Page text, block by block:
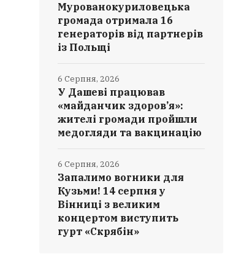
Мурованокуриловецька
громада отримала 16
генераторів від партнерів
із Польщі
У Дашеві працював
«майданчик здоров’я»:
жителі громади пройшли
медогляди та вакцинацію
6 Серпня, 2026
Запалимо вогники для
Кузьми! 14 серпня у
Вінниці з великим
концертом виступить
гурт «Скрябін»
6 Серпня, 2026